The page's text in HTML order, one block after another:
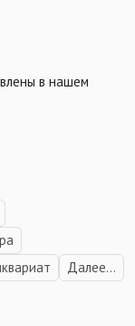
в нашем
Далее...